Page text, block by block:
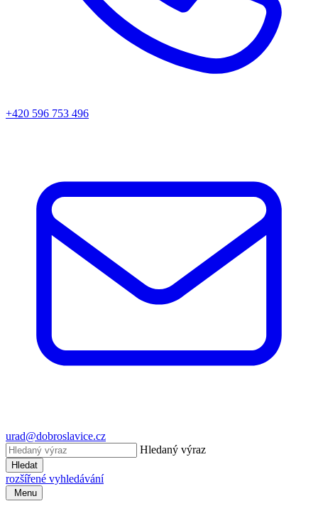
+420 596 753 496
urad@dobroslavice.cz
Hledaný výraz
Hledat
rozšířené vyhledávání
Menu